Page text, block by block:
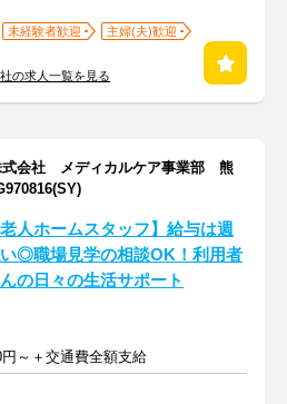
未経験者歓迎
主婦(夫)歓迎
の求人一覧を見る
式会社 メディカルケア事業部 熊
老人ホームスタッフ】給与は週
◎職場見学の相談OK！利用者
の日々の生活サポート
～＋交通費全額支給